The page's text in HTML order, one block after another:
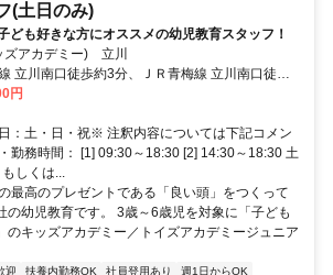
(土日のみ)
ども好きな方にオススメの幼児教育スタッフ！
ズアカデミー) 立川
立川南口徒歩約3分、ＪＲ青梅線 立川南口徒歩
レール線 立川南徒歩約3分
円
：土・日・祝※ 注釈内容については下記コメン
勤務時間： [1] 09:30～18:30 [2] 14:30～18:30 土
しくは...
最高のプレゼントである「良い頭」をつくって
の幼児教育です。 3歳～6歳児を対象に「子ども
のキッズアカデミー／トイズアカデミージュニア
迎 扶養内勤務OK 社員登用あり
週1日からOK